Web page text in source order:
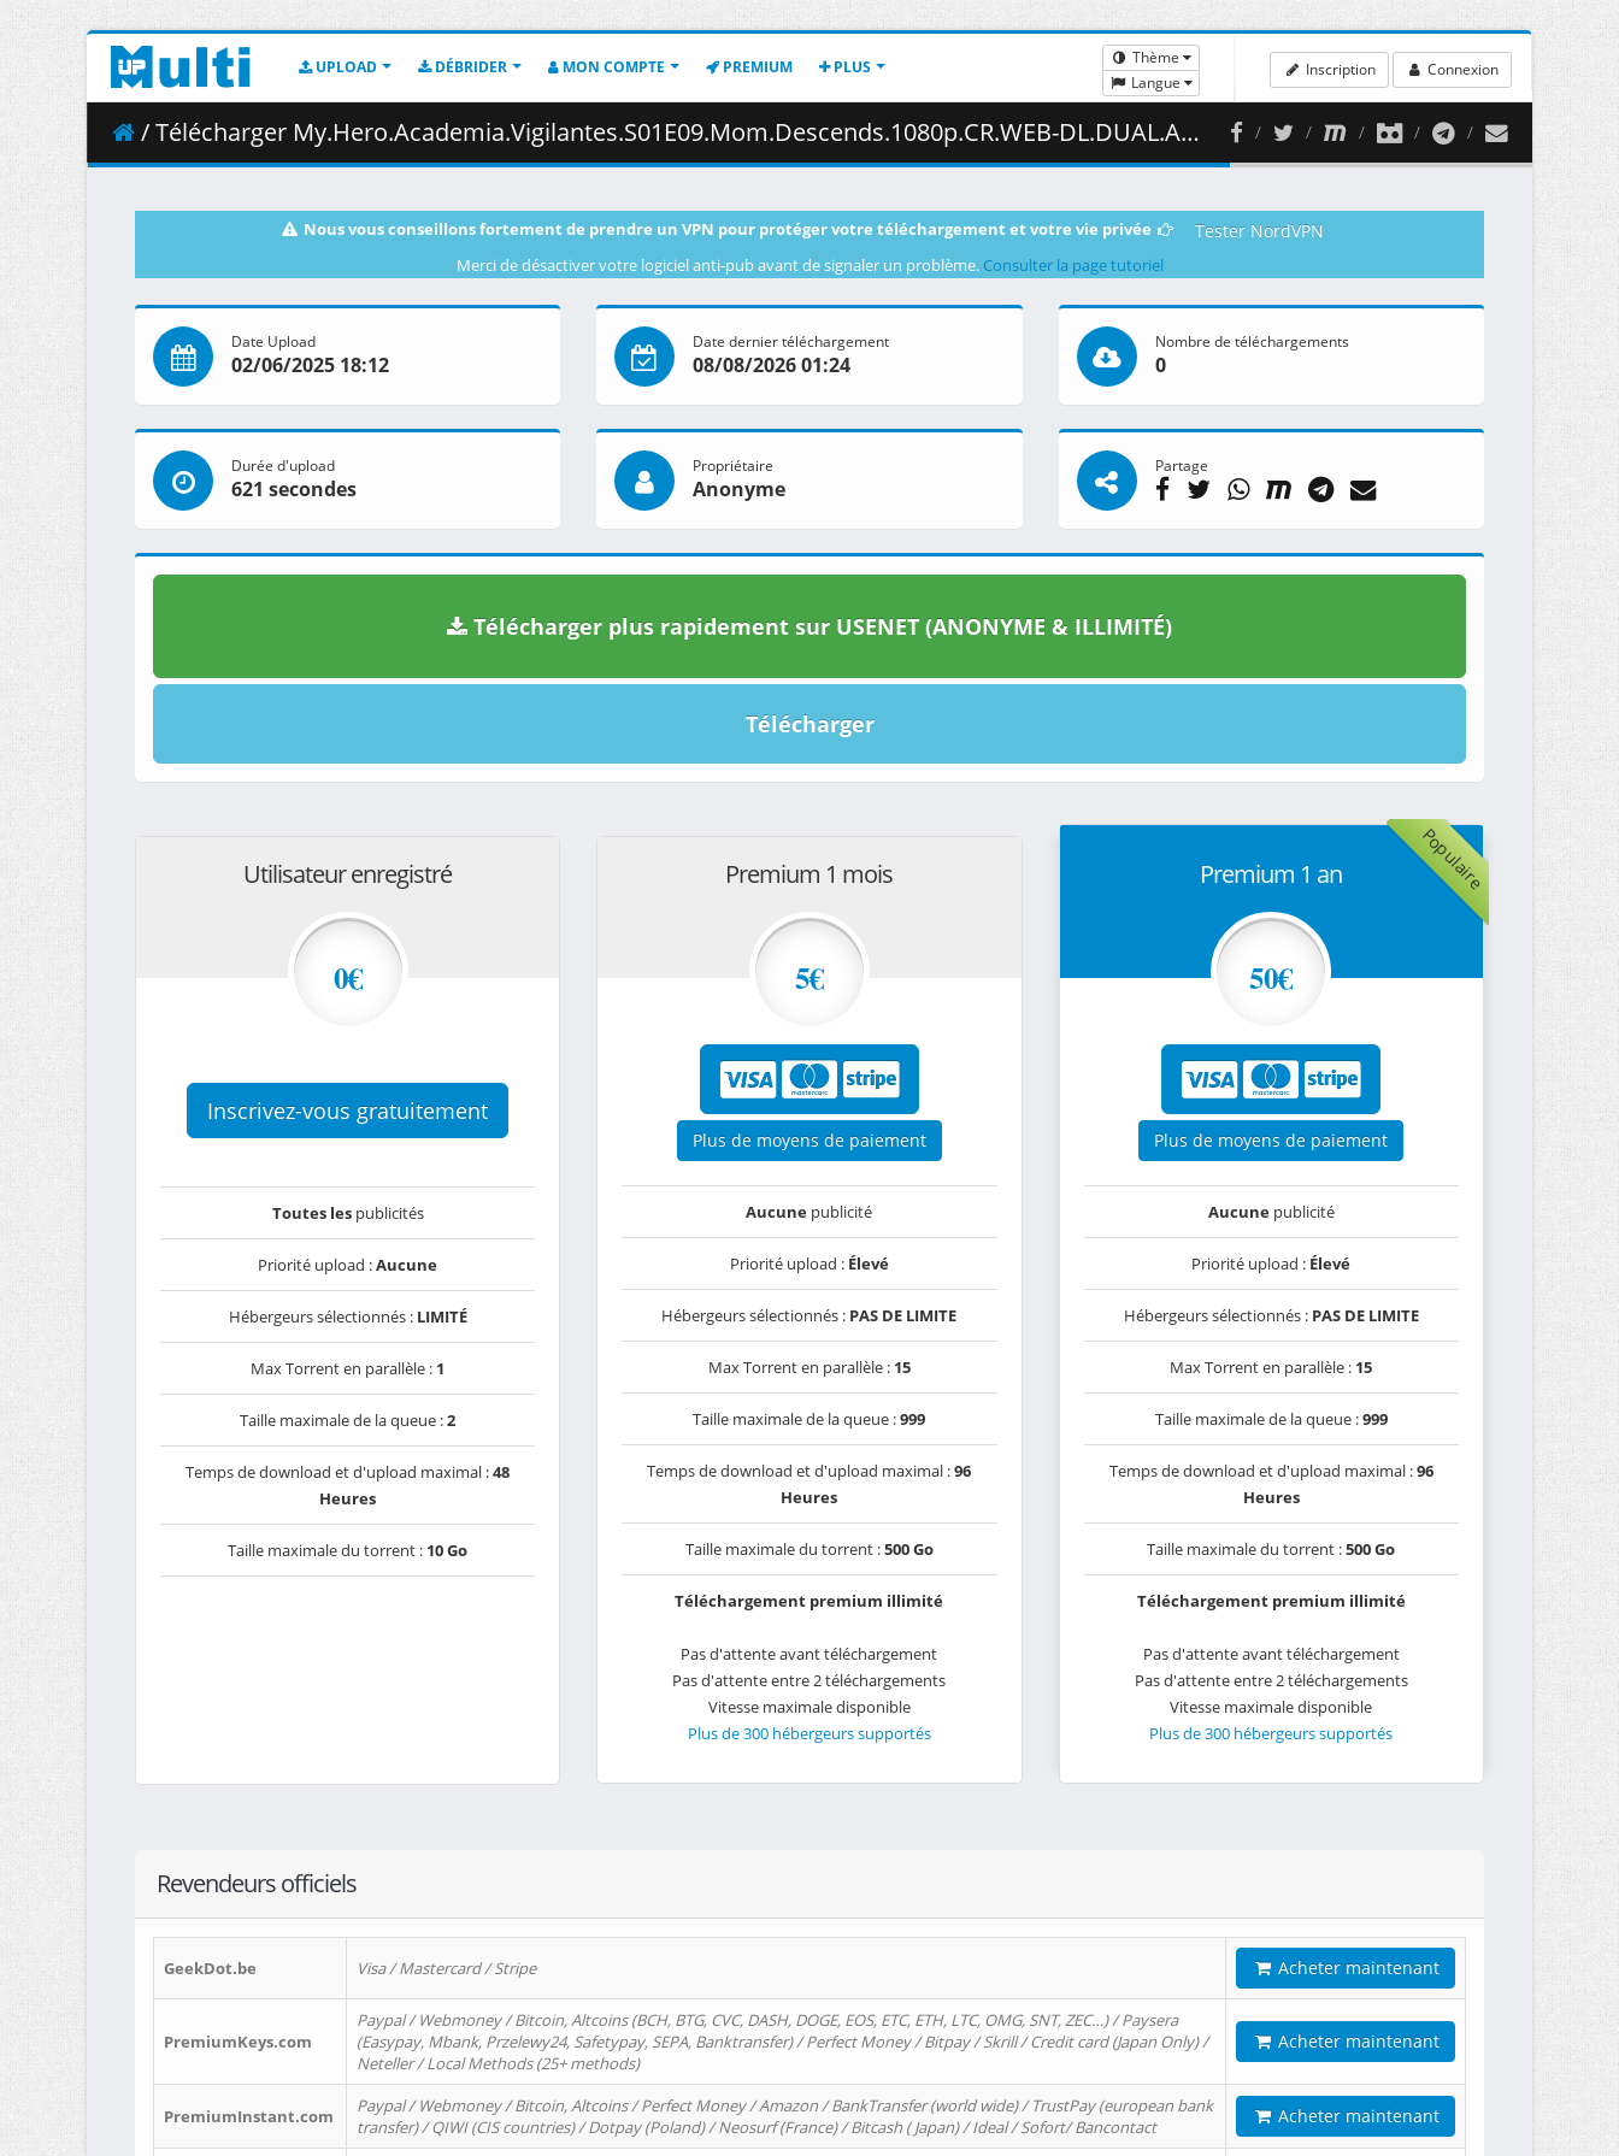
UPLOAD DÉBRIDER MON COMPTE PREMIUM PLUS
Thème
Langue
Inscription Connexion
/ Télécharger My.Hero.Academia.Vigilantes.S01E09.Mom.Descends.1080p.CR.WEB-DL.DUAL.AAC2.0.H.264-VARYG.mkv.002 ( 465.91 MB )
Nous vous conseillons fortement de prendre un VPN pour protéger votre téléchargement et votre vie privée Tester NordVPN
Merci de désactiver votre logiciel anti-pub avant de signaler un problème. Consulter la page tutoriel
Date Upload
02/06/2025 18:12
Date dernier téléchargement
08/08/2026 01:24
Nombre de téléchargements
0
Durée d'upload
621 secondes
Propriétaire
Anonyme
Partage
Télécharger plus rapidement sur USENET (ANONYME & ILLIMITÉ)
Télécharger
Utilisateur enregistré
0€
Inscrivez-vous gratuitement
Toutes lespublicités
Priorité upload :Aucune
Hébergeurs sélectionnés : LIMITÉ
Max Torrent en parallèle : 1
Taille maximale de la queue :2
Temps de download et d'upload maximal :48
Heures
Taille maximale du torrent : 10 Go
Premium 1 mois
5€
Plus de moyens de paiement
Aucune publicité
Priorité upload : Élevé
Hébergeurs sélectionnés : PAS DE LIMITE
Max Torrent en parallèle : 15
Taille maximale de la queue :999
Temps de download et d'upload maximal :96
Heures
Taille maximale du torrent :500 Go
Téléchargement premium illimité
Pas d'attente avant téléchargement
Pas d'attente entre 2 téléchargements
Vitesse maximale disponible
Plus de 300 hébergeurs supportés
Populaire
Premium 1 an
50€
Plus de moyens de paiement
Aucunepublicité
Priorité upload : Élevé
Hébergeurs sélectionnés : PAS DE LIMITE
Max Torrent en parallèle : 15
Taille maximale de la queue :999
Temps de download et d'upload maximal :96
Heures
Taille maximale du torrent :500 Go
Téléchargement premium illimité
Pas d'attente avant téléchargement
Pas d'attente entre 2 téléchargements
Vitesse maximale disponible
Plus de 300 hébergeurs supportés
Revendeurs officiels
GeekDot.be Visa / Mastercard / Stripe Acheter maintenant
PremiumKeys.com
Paypal / Webmoney / Bitcoin, Altcoins (BCH, BTG, CVC, DASH, DOGE, EOS, ETC, ETH, LTC, OMG, SNT, ZEC…) / Paysera
(Easypay, Mbank, Przelewy24, Safetypay, SEPA, Banktransfer) / Perfect Money / Bitpay / Skrill / Credit card (Japan Only) /
Neteller / Local Methods (25+ methods)
Acheter maintenant
PremiumInstant.com
Paypal / Webmoney / Bitcoin, Altcoins / Perfect Money / Amazon / BankTransfer (world wide) / TrustPay (european bank
transfer) / QIWI (CIS countries) / Dotpay (Poland) / Neosurf (France) / Bitcash ( Japan) / Ideal / Sofort/ Bancontact
Acheter maintenant